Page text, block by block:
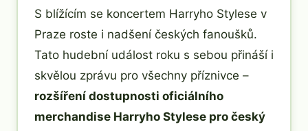
S blížícím se koncertem Harryho Stylese v
Praze roste i nadšení českých fanoušků.
Tato hudební událost roku s sebou přináší i
skvělou zprávu pro všechny příznivce –
rozšíření dostupnosti oficiálního
merchandise Harryho Stylese pro český